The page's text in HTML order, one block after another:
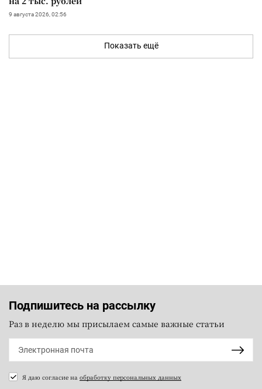
9 августа 2026, 02:56
Показать ещё
Подпишитесь на рассылку
Раз в неделю мы присылаем самые важные статьи
Я даю согласие на обработку персональных данных